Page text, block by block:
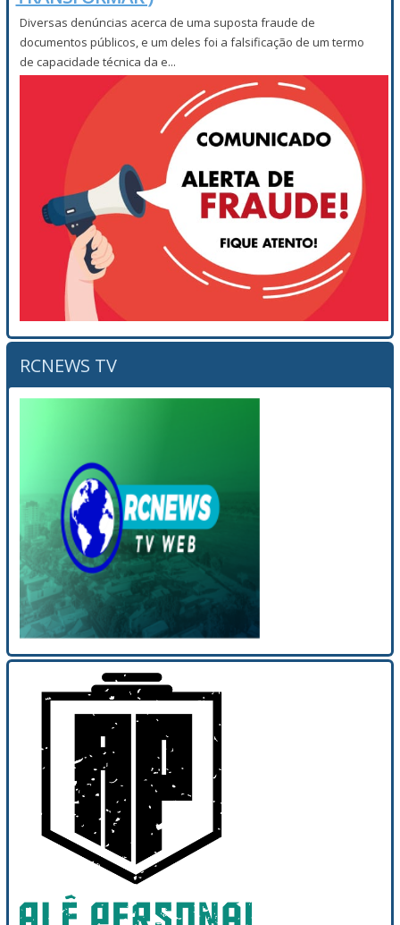
Diversas denúncias acerca de uma suposta fraude de
documentos públicos, e um deles foi a falsificação de um termo
de capacidade técnica da e...
RCNEWS TV